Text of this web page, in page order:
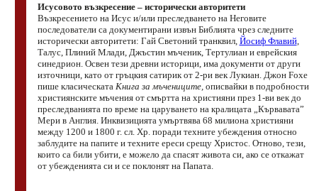
Исусовото възкресение – исторически авторитети
Възкресението на Исус и/или преследването на Неговите
последователи са документирани извън Библията чрез следните
исторически авторитети: Гай Светоний транквил, Йосиф Флавий,
Талус, Плиний Млади, Джъстин мъченик, Тертулиан и еврейския
синедрион. Освен тези древни историци, има документи от други
източници, като от гръцкия сатирик от 2-ри век Лукиан. Джон Foxe
пише класическата Книга за мъчениците, описвайки в подробности
християнските мъчения от смъртта на християни през 1-ви век до
преследванията по време на царуването на кралицата „Кървавата”
Мери в Англия. Инквизицията умъртвява 68 милиона християни
между 1200 и 1800 г. сл. Хр. поради техните убеждения относно
заблудите на папите и техните ереси срещу Христос. Отново, тези,
които са били убити, е можело да спасят живота си, ако се откажат
от убежденията си и се поклонят на Папата.